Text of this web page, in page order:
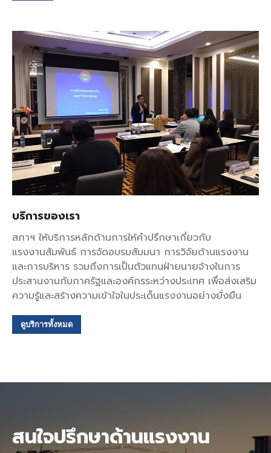
บริการของเรา
สภาฯ ให้บริการหลักด้านการให้คำปรึกษาเกี่ยวกับ
แรงงานสัมพันธ์ การจัดอบรมสัมมนา การวิจัยด้านแรงงาน
และการบริหาร รวมถึงการเป็นตัวแทนฝ่ายนายจ้างในการ
ประสานงานกับภาครัฐและองค์กรระหว่างประเทศ เพื่อส่งเสริม
ความรู้และสร้างความเข้าใจในประเด็นแรงงานอย่างยั่งยืน
ดูบริการทั้งหมด
สนใจปรึกษาด้านแรงงาน